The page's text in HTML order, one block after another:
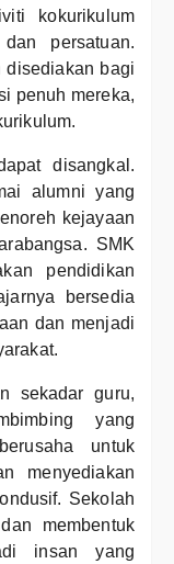
kokurikulum
persatuan.
disediakan bagi
penuh mereka,
disangkal.
alumni yang
kejayaan
SMK
pendidikan
bersedia
dan menjadi
sekadar guru,
yang
untuk
menyediakan
Sekolah
membentuk
insan yang